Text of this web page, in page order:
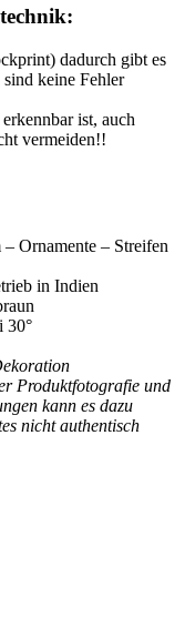
dadurch gibt es
keine Fehler
ist, auch
vermeiden!!
Ornamente – Streifen
in Indien
30°
Produktfotografie und
kann es dazu
nicht authentisch